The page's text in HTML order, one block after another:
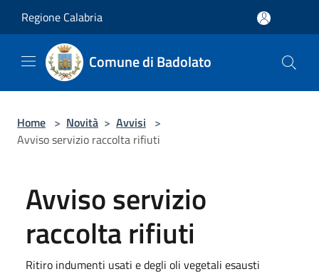
Regione Calabria
Comune di Badolato
Home > Novità > Avvisi >
Avviso servizio raccolta rifiuti
Avviso servizio
raccolta rifiuti
Ritiro indumenti usati e degli oli vegetali esausti